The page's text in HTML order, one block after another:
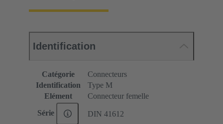
Identification
Catégorie
Connecteurs
Identification
Type M
Elément
Connecteur femelle
Série DIN 41612